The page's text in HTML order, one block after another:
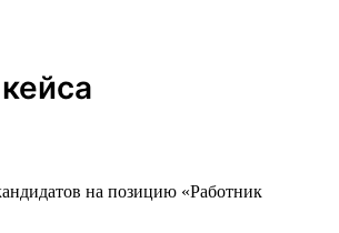
на позицию «Работник